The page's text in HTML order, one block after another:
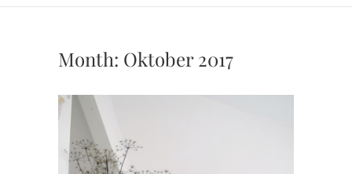
Month: Oktober 2017